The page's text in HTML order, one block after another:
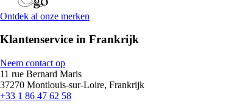
Ontdek al onze merken
Klantenservice in Frankrijk
Neem contact op
11 rue Bernard Maris
37270 Montlouis-sur-Loire, Frankrijk
+33 1 86 47 62 58